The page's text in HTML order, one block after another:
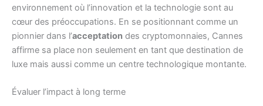
environnement où l’innovation et la technologie sont au
cœur des préoccupations. En se positionnant comme un
pionnier dans l’acceptation des cryptomonnaies, Cannes
affirme sa place non seulement en tant que destination de
luxe mais aussi comme un centre technologique montante.
Évaluer l’impact à long terme